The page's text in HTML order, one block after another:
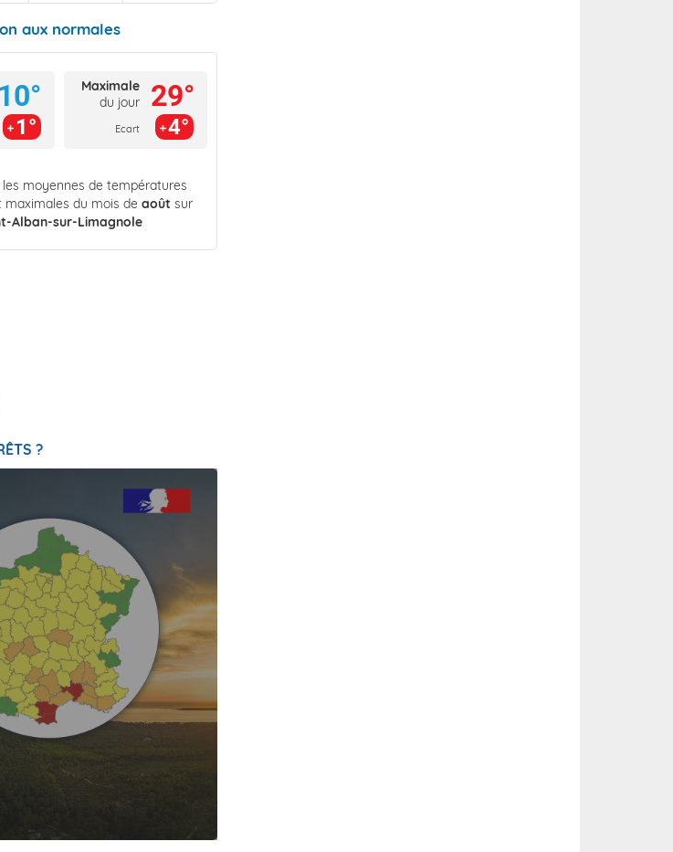
aux normales
10°
1°
Maximale
du jour
Ecart
29°
4°
les moyennes de températures
maximales du mois de août sur
Alban-sur-Limagnole
?